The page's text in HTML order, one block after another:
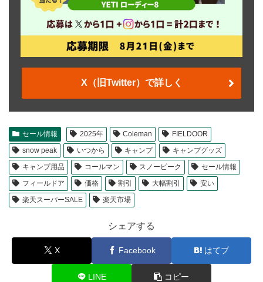
X（旧Twitter）で詳しく
セール情報 2025年 Coleman
FIELDOOR
snow peak
いつから キャンプ
キャンプグッズ
キャンプ用品
コールマン スノーピーク
セール情報
フィールドア
価格 割引 大幅割引
安い
楽天スーパーSALE
楽天市場
シェアする
X Facebook はてブ
LINE コピー